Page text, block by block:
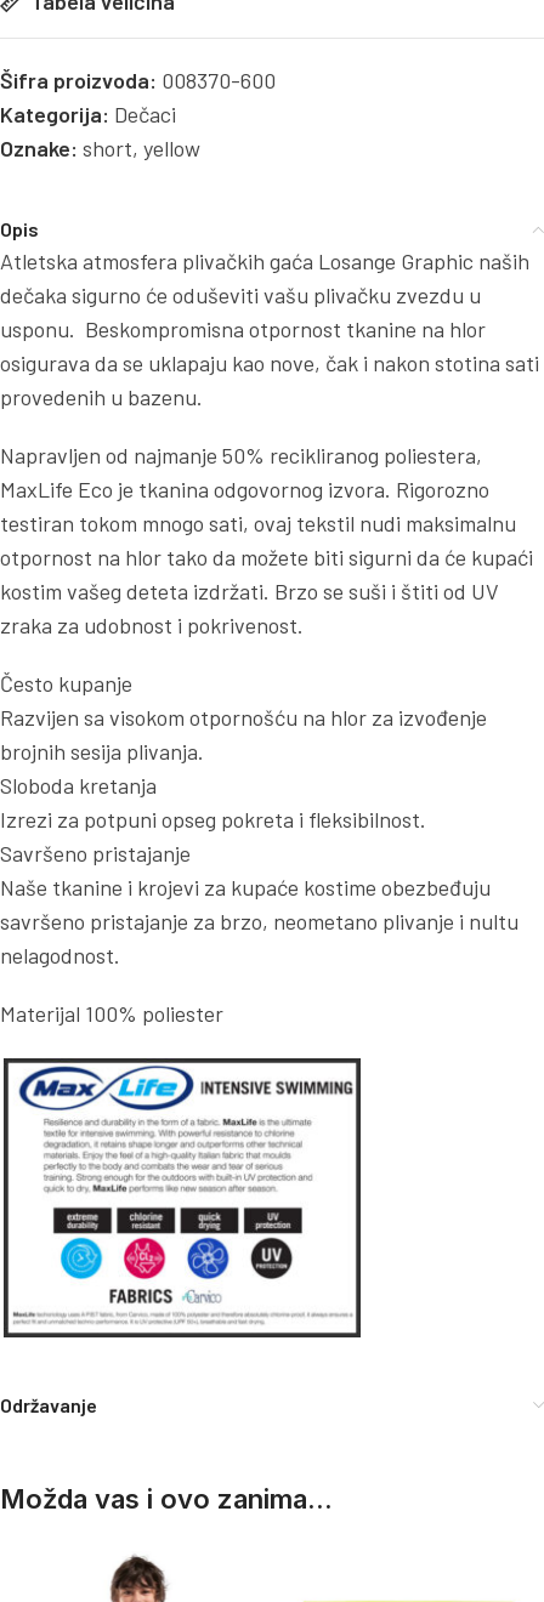
Šifra proizvoda: 008370-600
Kategorija: Dečaci
Oznake: short, yellow
Opis
Atletska atmosfera plivačkih gaća Losange Graphic naših
dečaka sigurno će oduševiti vašu plivačku zvezdu u
usponu. Beskompromisna otpornost tkanine na hlor
osigurava da se uklapaju kao nove, čak i nakon stotina sati
provedenih u bazenu.
Napravljen od najmanje 50% recikliranog poliestera,
MaxLife Eco je tkanina odgovornog izvora. Rigorozno
testiran tokom mnogo sati, ovaj tekstil nudi maksimalnu
otpornost na hlor tako da možete biti sigurni da će kupaći
kostim vašeg deteta izdržati. Brzo se suši i štiti od UV
zraka za udobnost i pokrivenost.
Često kupanje
Razvijen sa visokom otpornošću na hlor za izvođenje
brojnih sesija plivanja.
Sloboda kretanja
Izrezi za potpuni opseg pokreta i fleksibilnost.
Savršeno pristajanje
Naše tkanine i krojevi za kupaće kostime obezbeđuju
savršeno pristajanje za brzo, neometano plivanje i nultu
nelagodnost.
Materijal 100% poliester
Održavanje
Možda vas i ovo zanima...